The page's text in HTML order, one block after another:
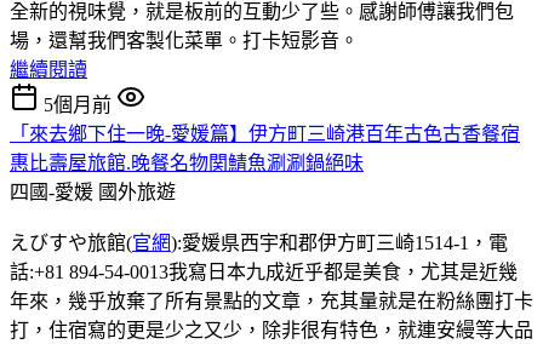
全新的視味覺，就是板前的互動少了些。感謝師傅讓我們包
場，還幫我們客製化菜單。打卡短影音。
繼續閱讀
5個月前
「來去鄉下住一晚-愛媛篇】伊方町三崎港百年古色古香餐宿
惠比壽屋旅館.晚餐名物関鯖魚涮涮鍋絕味
四國-愛媛 國外旅遊
えびすや旅館(官網):愛媛県西宇和郡伊方町三崎1514-1，電
話:+81 894-54-0013我寫日本九成近乎都是美食，尤其是近幾
年來，幾乎放棄了所有景點的文章，充其量就是在粉絲團打卡
打，住宿寫的更是少之又少，除非很有特色，就連安縵等大品